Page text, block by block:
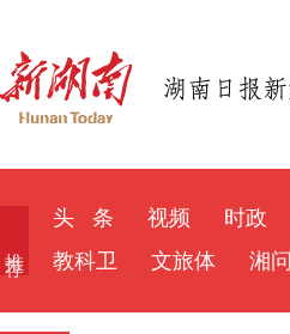
头 条 视频 时政
教科卫
文旅体 湘问